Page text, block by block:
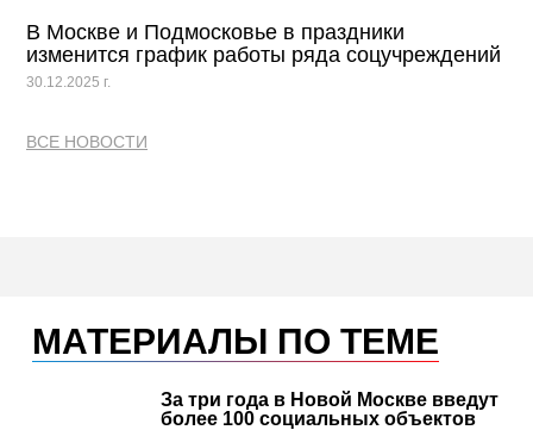
В Москве и Подмосковье в праздники
изменится график работы ряда соцучреждений
30.12.2025 г.
ВСЕ НОВОСТИ
МАТЕРИАЛЫ ПО ТЕМЕ
За три года в Новой Москве введут
более 100 социальных объектов